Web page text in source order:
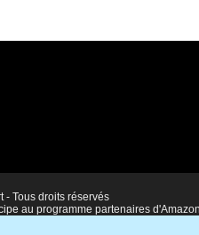
- Tous droits réservés
au programme partenaires